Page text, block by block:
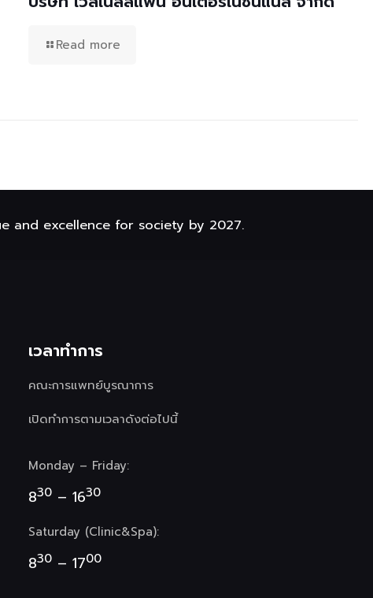
Read more
and excellence for society by 2027.
เวลาทำการ
คณะการแพทย์บูรณาการ
เปิดทำการตามเวลาดังต่อไปนี้
Monday – Friday:
830– 1630
Saturday (Clinic&Spa):
830– 1700